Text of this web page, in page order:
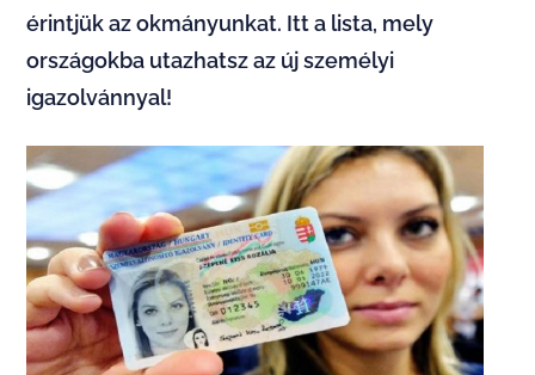
érintjük az okmányunkat. Itt a lista, mely
országokba utazhatsz az új személyi
igazolvánnyal!